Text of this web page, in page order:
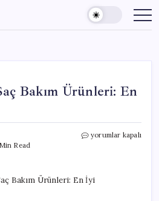
Bakım Ürünleri: En
Read
2025’te
Ürünleri:
En
yorumlar kapalı